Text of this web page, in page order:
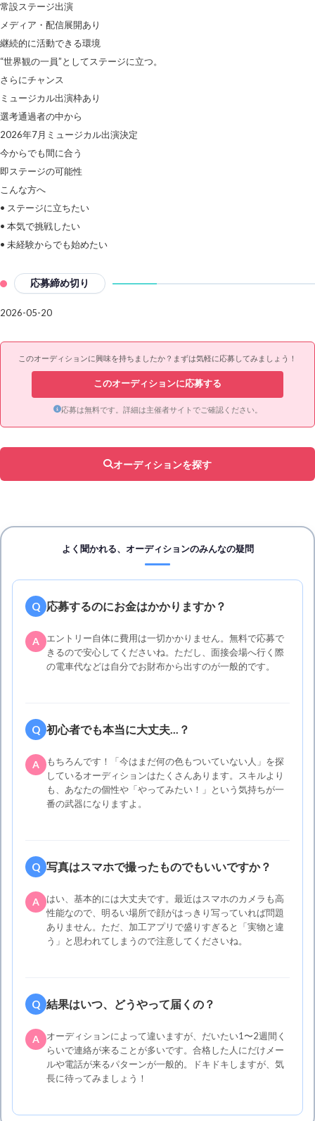
常設ステージ出演
メディア・配信展開あり
継続的に活動できる環境
“世界観の一員”としてステージに立つ。
さらにチャンス
ミュージカル出演枠あり
選考通過者の中から
2026年7月ミュージカル出演決定
今からでも間に合う
即ステージの可能性
こんな方へ
• ステージに立ちたい
• 本気で挑戦したい
• 未経験からでも始めたい
応募締め切り
2026-05-20
このオーディションに興味を持ちましたか？まずは気軽に応募してみましょう！
このオーディションに応募する
応募は無料です。詳細は主催者サイトでご確認ください。
オーディションを探す
よく聞かれる、オーディションのみんなの疑問
Q 応募するのにお金はかかりますか？
A
エントリー自体に費用は一切かかりません。無料で応募で
きるので安心してくださいね。ただし、面接会場へ行く際
の電車代などは自分でお財布から出すのが一般的です。
Q 初心者でも本当に大丈夫...？
A
もちろんです！「今はまだ何の色もついていない人」を探
しているオーディションはたくさんあります。スキルより
も、あなたの個性や「やってみたい！」という気持ちが一
番の武器になりますよ。
Q 写真はスマホで撮ったものでもいいですか？
A
はい、基本的には大丈夫です。最近はスマホのカメラも高
性能なので、明るい場所で顔がはっきり写っていれば問題
ありません。ただ、加工アプリで盛りすぎると「実物と違
う」と思われてしまうので注意してくださいね。
Q 結果はいつ、どうやって届くの？
A
オーディションによって違いますが、だいたい1〜2週間く
らいで連絡が来ることが多いです。合格した人にだけメー
ルや電話が来るパターンが一般的。ドキドキしますが、気
長に待ってみましょう！